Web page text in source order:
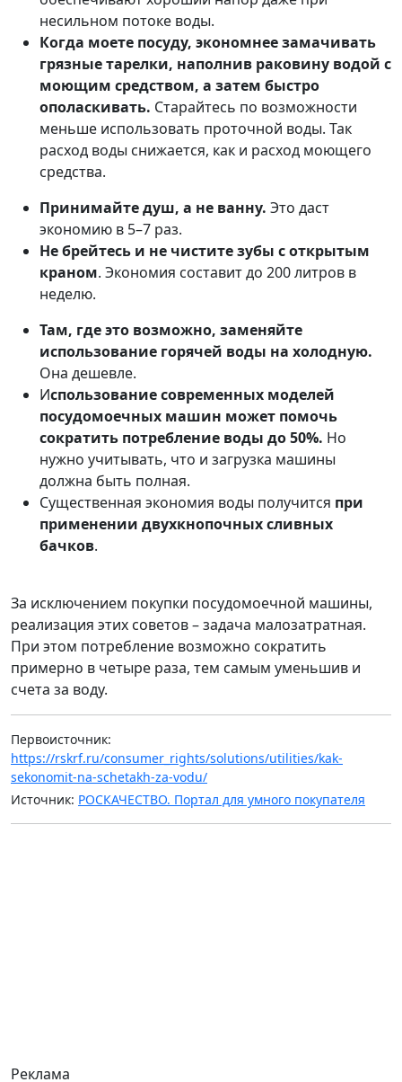
несильном потоке воды.
Когда моете посуду, экономнеезамачивать
грязные тарелки, наполнив раковину водой с
моющим средством, а затем быстро
ополаскивать. Старайтесь по возможности
меньше использовать проточной воды. Так
расход воды снижается, как и расход моющего
средства.
Принимайте душ, а не ванну. Это даст
экономию в 5–7 раз.
Не брейтесь и не чистите зубы с открытым
краном. Экономия составит до 200 литров в
неделю.
Там, где это возможно, заменяйте
использование горячей воды на холодную.
Она дешевле.
Использование современных моделей
посудомоечных машин может помочь
сократить потребление воды до 50%. Но
нужно учитывать, что и загрузка машины
должна быть полная.
Существенная экономия воды получится при
применении двухкнопочных сливных
бачков.
За исключением покупки посудомоечной машины,
реализация этих советов – задача малозатратная.
При этом потребление возможно сократить
примерно в четыре раза, тем самым уменьшив и
счета за воду.
Первоисточник:
https://rskrf.ru/consumer_rights/solutions/utilities/kak-
sekonomit-na-schetakh-za-vodu/
Источник: РОСКАЧЕСТВО. Портал для умного покупателя
Реклама